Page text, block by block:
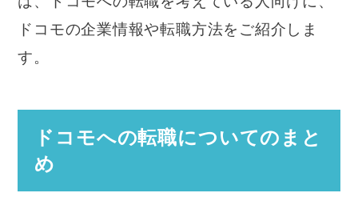
ドコモの企業情報や転職方法をご紹介しま
す。
ドコモへの転職についてのまと
め